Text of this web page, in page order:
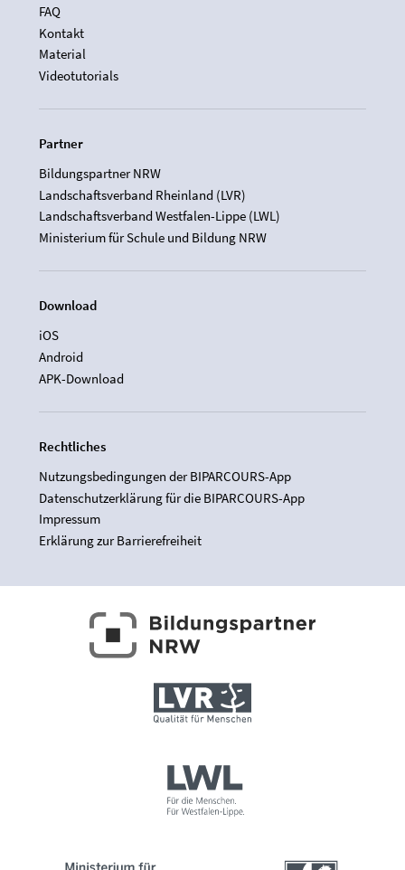
FAQ
Kontakt
Material
Videotutorials
Partner
Bildungspartner NRW
Landschaftsverband Rheinland (LVR)
Landschaftsverband Westfalen-Lippe (LWL)
Ministerium für Schule und Bildung NRW
Download
iOS
Android
APK-Download
Rechtliches
Nutzungsbedingungen der BIPARCOURS-App
Datenschutzerklärung für die BIPARCOURS-App
Impressum
Erklärung zur Barrierefreiheit